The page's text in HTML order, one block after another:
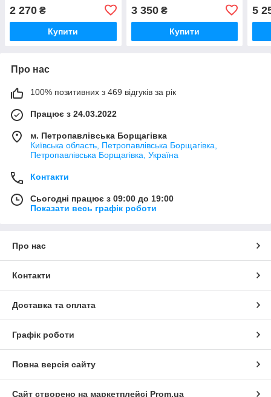
2 270 ₴
Купити
3 350₴
Купити
5
Про нас
100% позитивних з 469 відгуків за рік
Працює з 24.03.2022
м. Петропавлівська Борщагівка
Київська область, Петропавлівська Борщагівка,
Петропавлівська Борщагівка, Україна
Контакти
Сьогодні працює з 09:00 до 19:00
Показати весь графік роботи
Про нас
Контакти
Доставка та оплата
Графік роботи
Повна версія сайту
Сайт створено на маркетплейсі Prom.ua